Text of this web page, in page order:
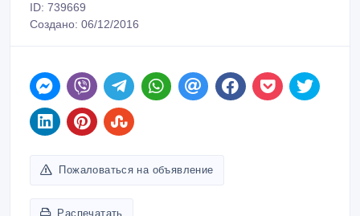
ID: 739669
Создано: 06/12/2016
Пожаловаться на объявление
Распечатать